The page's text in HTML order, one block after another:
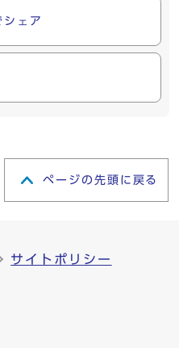
ェア
ページの先頭に戻る
サイトポリシー